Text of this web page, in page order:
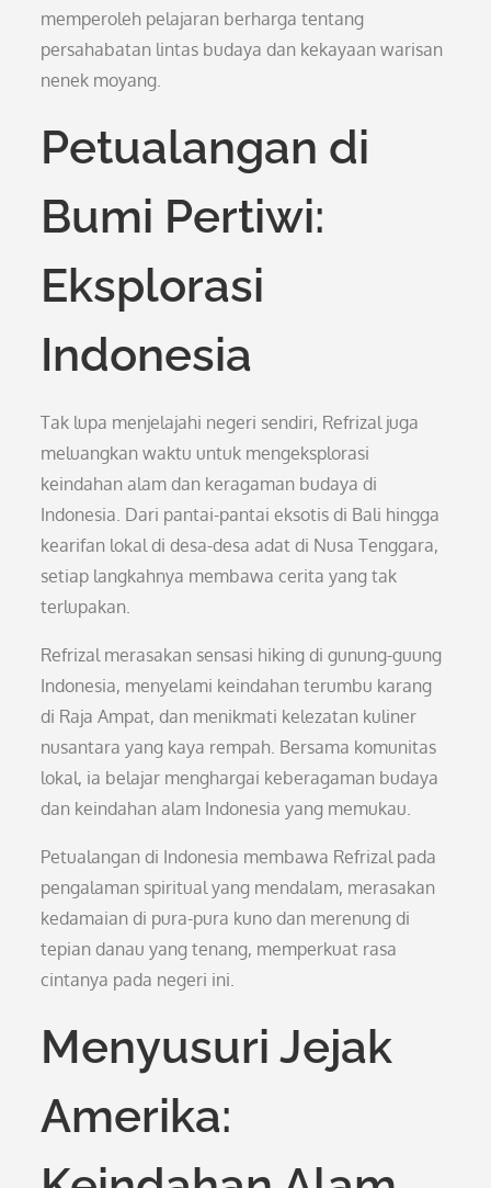
memperoleh pelajaran berharga tentang
persahabatan lintas budaya dan kekayaan warisan
nenek moyang.
Petualangan di
Bumi Pertiwi:
Eksplorasi
Indonesia
Tak lupa menjelajahi negeri sendiri, Refrizal juga
meluangkan waktu untuk mengeksplorasi
keindahan alam dan keragaman budaya di
Indonesia. Dari pantai-pantai eksotis di Bali hingga
kearifan lokal di desa-desa adat di Nusa Tenggara,
setiap langkahnya membawa cerita yang tak
terlupakan.
Refrizal merasakan sensasi hiking di gunung-guung
Indonesia, menyelami keindahan terumbu karang
di Raja Ampat, dan menikmati kelezatan kuliner
nusantara yang kaya rempah. Bersama komunitas
lokal, ia belajar menghargai keberagaman budaya
dan keindahan alam Indonesia yang memukau.
Petualangan di Indonesia membawa Refrizal pada
pengalaman spiritual yang mendalam, merasakan
kedamaian di pura-pura kuno dan merenung di
tepian danau yang tenang, memperkuat rasa
cintanya pada negeri ini.
Menyusuri Jejak
Amerika: